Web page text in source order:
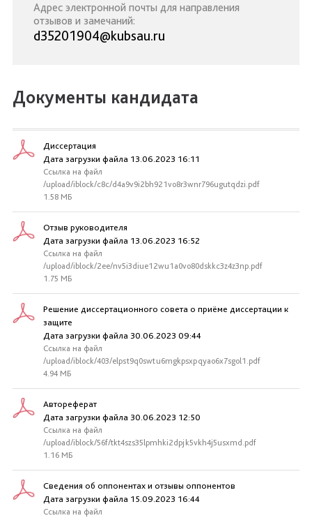
Адрес электронной почты для направления
отзывов и замечаний:
d35201904@kubsau.ru
Документы кандидата
Диссертация
Дата загрузки файла 13.06.2023 16:11
Ссылка на файл
/upload/iblock/c8c/d4a9v9i2bh921vo8r3wnr796ugutqdzi.pdf
1.58 МБ
Отзыв руководителя
Дата загрузки файла 13.06.2023 16:52
Ссылка на файл
/upload/iblock/2ee/nv5i3diue12wu1a0vo80dskkc3z4z3np.pdf
1.75 МБ
Решение диссертационного совета о приёме диссертации к
защите
Дата загрузки файла 30.06.2023 09:44
Ссылка на файл
/upload/iblock/403/elpst9q0swtu6mgkpsxpqyao6x7sgol1.pdf
4.94 МБ
Автореферат
Дата загрузки файла 30.06.2023 12:50
Ссылка на файл
/upload/iblock/56f/tkt4szs35lpmhki2dpjk5vkh4j5usxmd.pdf
1.16 МБ
Сведения об оппонентах и отзывы оппонентов
Дата загрузки файла 15.09.2023 16:44
Ссылка на файл